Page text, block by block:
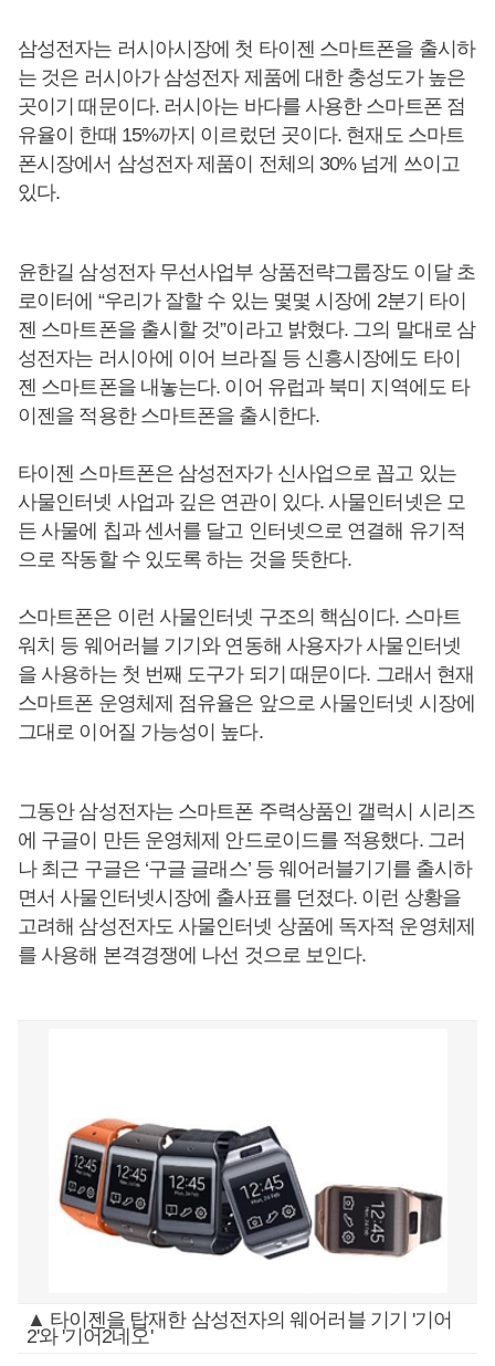
삼성전자는 러시아시장에 첫 타이젠 스마트폰을 출시하
는 것은 러시아가 삼성전자 제품에 대한 충성도가 높은
곳이기 때문이다. 러시아는 바다를 사용한 스마트폰 점
유율이 한때 15%까지 이르렀던 곳이다. 현재도 스마트
폰시장에서 삼성전자 제품이 전체의 30% 넘게 쓰이고
있다.
윤한길 삼성전자 무선사업부 상품전략그룹장도 이달 초
로이터에 “우리가 잘할 수 있는 몇몇 시장에 2분기 타이
젠 스마트폰을 출시할 것”이라고 밝혔다. 그의 말대로 삼
성전자는 러시아에 이어 브라질 등 신흥시장에도 타이
젠 스마트폰을 내놓는다. 이어 유럽과 북미 지역에도 타
이젠을 적용한 스마트폰을 출시한다.
타이젠 스마트폰은 삼성전자가 신사업으로 꼽고 있는
사물인터넷 사업과 깊은 연관이 있다. 사물인터넷은 모
든 사물에 칩과 센서를 달고 인터넷으로 연결해 유기적
으로 작동할 수 있도록 하는 것을 뜻한다.
스마트폰은 이런 사물인터넷 구조의 핵심이다. 스마트
워치 등 웨어러블 기기와 연동해 사용자가 사물인터넷
을 사용하는 첫 번째 도구가 되기 때문이다. 그래서 현재
스마트폰 운영체제 점유율은 앞으로 사물인터넷 시장에
그대로 이어질 가능성이 높다.
그동안 삼성전자는 스마트폰 주력상품인 갤럭시 시리즈
에 구글이 만든 운영체제 안드로이드를 적용했다. 그러
나 최근 구글은 ‘구글 글래스’ 등 웨어러블기기를 출시하
면서 사물인터넷시장에 출사표를 던졌다. 이런 상황을
고려해 삼성전자도 사물인터넷 상품에 독자적 운영체제
를 사용해 본격경쟁에 나선 것으로 보인다.
▲ 타이젠을 탑재한 삼성전자의 웨어러블 기기 '기어
2'와 '기어2네오'